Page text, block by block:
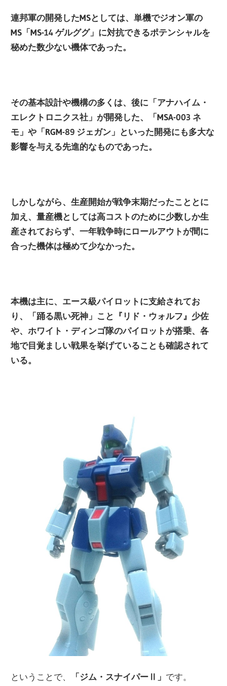
連邦軍の開発したMSとしては、単機でジオン軍の
MS「MS-14 ゲルググ」に対抗できるポテンシャルを
秘めた数少ない機体であった。
その基本設計や機構の多くは、後に「アナハイム・
エレクトロニクス社」が開発した、「MSA-003 ネ
モ」や「RGM-89 ジェガン」といった開発にも多大な
影響を与える先進的なものであった。
しかしながら、生産開始が戦争末期だったこととに
加え、量産機としては高コストのために少数しか生
産されておらず、一年戦争時にロールアウトが間に
合った機体は極めて少なかった。
本機は主に、エース級パイロットに支給されてお
り、「踊る黒い死神」こと『リド・ウォルフ』少佐
や、ホワイト・ディンゴ隊のパイロットが搭乗、各
地で目覚ましい戦果を挙げていることも確認されて
いる。
ということで、 「ジム・スナイパーⅡ」 です。